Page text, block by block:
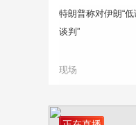
特朗普称对伊朗“低
谈判”
现场